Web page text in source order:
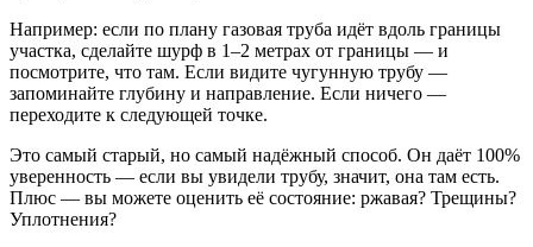
Например: если по плану газовая труба идёт вдоль границы
участка, сделайте шурф в 1–2 метрах от границы — и
посмотрите, что там. Если видите чугунную трубу —
запоминайте глубину и направление. Если ничего —
переходите к следующей точке.
Это самый старый, но самый надёжный способ. Он даёт 100%
уверенность — если вы увидели трубу, значит, она там есть.
Плюс — вы можете оценить её состояние: ржавая? Трещины?
Уплотнения?